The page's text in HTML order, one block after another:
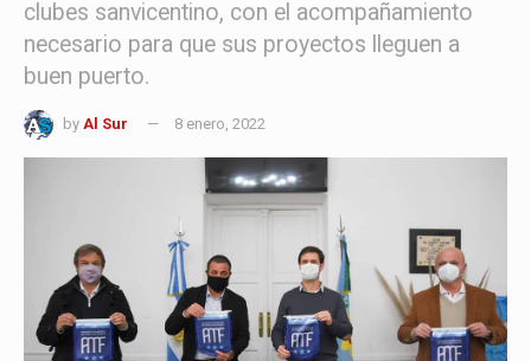
clubes sanvicentino, con el acompañamiento
necesario para que sus proyectos lleguen a
buen puerto.
by Al Sur 8 enero, 2022